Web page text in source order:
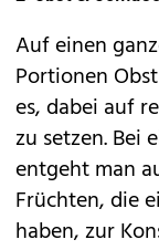
Auf einen
Portionen
es, dabei auf
zu setzen. Bei
entgeht man
Früchten, die
haben, zur